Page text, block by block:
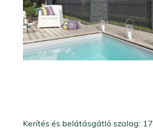
Kerítés és belátásgátló szalag: